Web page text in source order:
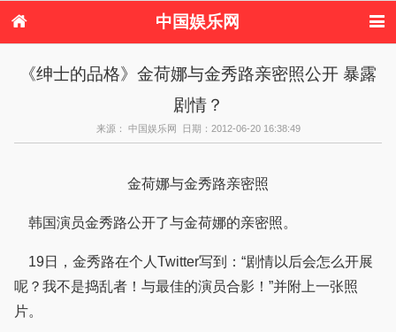
中国娱乐网
港台娱乐
日本娱乐 韩国娱乐
欧美娱乐
音乐新闻 影视新闻
港台明星八卦
日本韩国明星
欧美明星八卦
《绅士的品格》金荷娜与金秀路亲密照公开 暴露
剧情？
来源： 中国娱乐网 日期：2012-06-20 16:38:49
金荷娜与金秀路亲密照
韩国演员金秀路公开了与金荷娜的亲密照。
19日，金秀路在个人Twitter写到：“剧情以后会怎么开展
呢？我不是捣乱者！与最佳的演员合影！”并附上一张照
片。